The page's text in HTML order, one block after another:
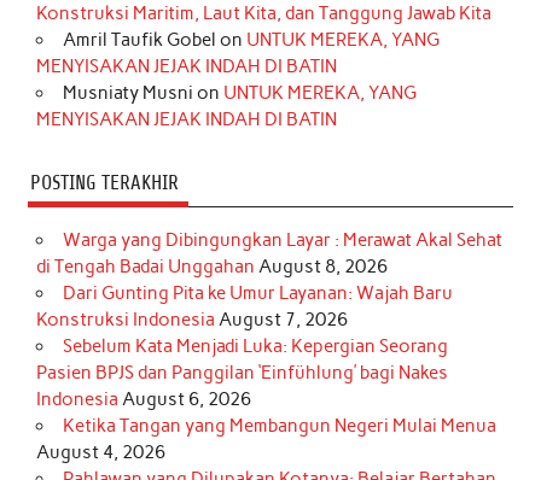
k
a
m
s
t
n
Konstruksi Maritim, Laut Kita, dan Tanggung Jawab Kita
Amril Taufik Gobel on UNTUK MEREKA, YANG
MENYISAKAN JEJAK INDAH DI BATIN
Musniaty Musni on UNTUK MEREKA, YANG
MENYISAKAN JEJAK INDAH DI BATIN
POSTING TERAKHIR
Warga yang Dibingungkan Layar : Merawat Akal Sehat
di Tengah Badai Unggahan August 8, 2026
Dari Gunting Pita ke Umur Layanan: Wajah Baru
Konstruksi Indonesia August 7, 2026
Sebelum Kata Menjadi Luka: Kepergian Seorang
Pasien BPJS dan Panggilan ‘Einfühlung’ bagi Nakes
Indonesia August 6, 2026
Ketika Tangan yang Membangun Negeri Mulai Menua
August 4, 2026